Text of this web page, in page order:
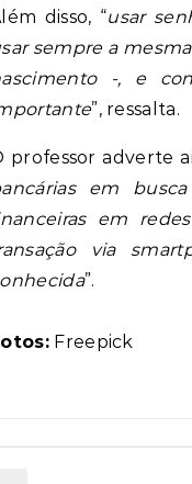
disso, “usar
sempre a
-, e
”, ressalta.
professor adverte
em
em
via
”.
Freepick